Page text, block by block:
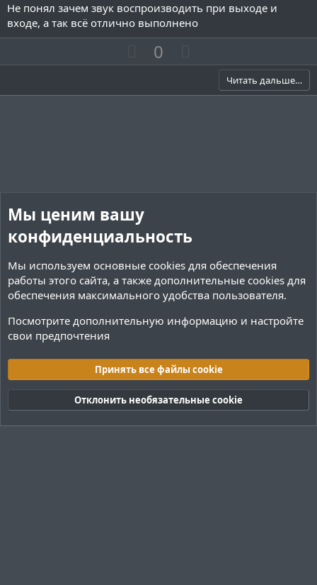
0
0
з
в
з
Не понял зачем звук воспроизводить при выходе и
входе, а так всё отлично выполнено
П
о
и
г
о
о
с
0
е
а
о
с
Читать дальше…
Cookies Тёмная (2020)
Русский (RU)
Обратная связь
Условия и правила
Политика конфиденциальности
Помощь
R
Мы ценим вашу
конфиденциальность
Мы используем основные cookies для обеспечения
работы этого сайта, а также дополнительные cookies для
обеспечения максимального удобства пользователя.
Посмотрите дополнительную информацию и настройте
свои предпочтения
Принять все файлы cookie
Отклонить необязательные cookie